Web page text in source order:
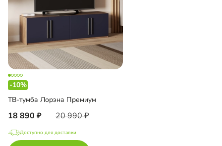
-10%
ТВ-тумба Лорэна Премиум
18 890 20 990
Доступно для доставки